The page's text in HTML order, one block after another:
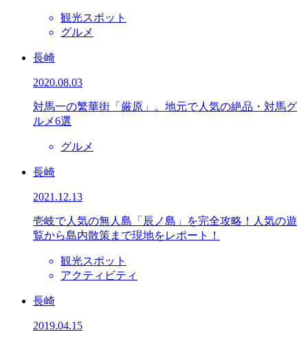
観光スポット
グルメ
長崎
2020.08.03
対馬一の繁華街「厳原」。地元で人気の絶品・対馬グ
ルメ6選
グルメ
長崎
2021.12.13
壱岐で人気の無人島「辰ノ島」を完全攻略！人気の遊
覧から島内散策まで現地をレポート！
観光スポット
アクティビティ
長崎
2019.04.15